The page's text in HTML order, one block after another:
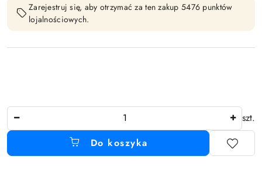
Zarejestruj się, aby otrzymać za ten zakup 5476 punktów
lojalnościowych.
szt.
Do koszyka